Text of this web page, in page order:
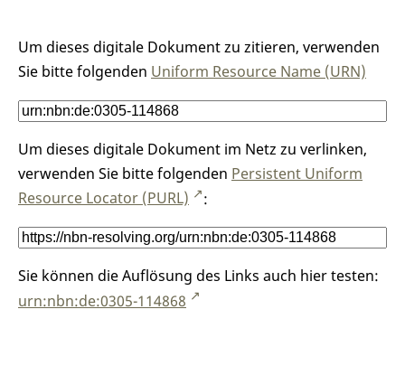
Um dieses digitale Dokument zu zitieren, verwenden
Sie bitte folgenden Uniform Resource Name (URN)
Um dieses digitale Dokument im Netz zu verlinken,
verwenden Sie bitte folgenden Persistent Uniform
Resource Locator (PURL)
:
Sie können die Auflösung des Links auch hier testen:
urn:nbn:de:0305-114868